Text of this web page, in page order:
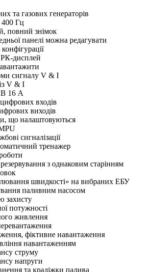
та газових генераторів
400 Гц
повний знімок
панелі можна редагувати
РК-дисплей
сигналу V & I
V & I
16 А
входів
виходів
що налаштовуються
сигналізації
тренажер
з однаковим старінням
швидкості» на вибраних ЕБУ
паливним насосом
захисту
потужності
живлення
фіктивне навантаження
навантаженням
струму
напруги
та крадіжки палива